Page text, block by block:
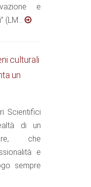
e
culturali
un
Scientifici
di un
che
e
sempre